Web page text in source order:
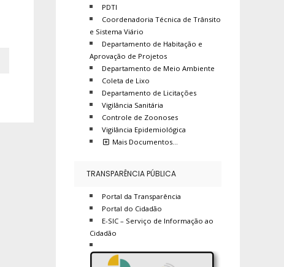
PDTI
Coordenadoria Técnica de Trânsito
e Sistema Viário
Departamento de Habitação e
Aprovação de Projetos
Departamento de Meio Ambiente
Coleta de Lixo
Departamento de Licitações
Vigilância Sanitária
Controle de Zoonoses
Vigilância Epidemiológica
Mais Documentos…
TRANSPARÊNCIA PÚBLICA
Portal da Transparência
Portal do Cidadão
E-SIC – Serviço de Informação ao
Cidadão